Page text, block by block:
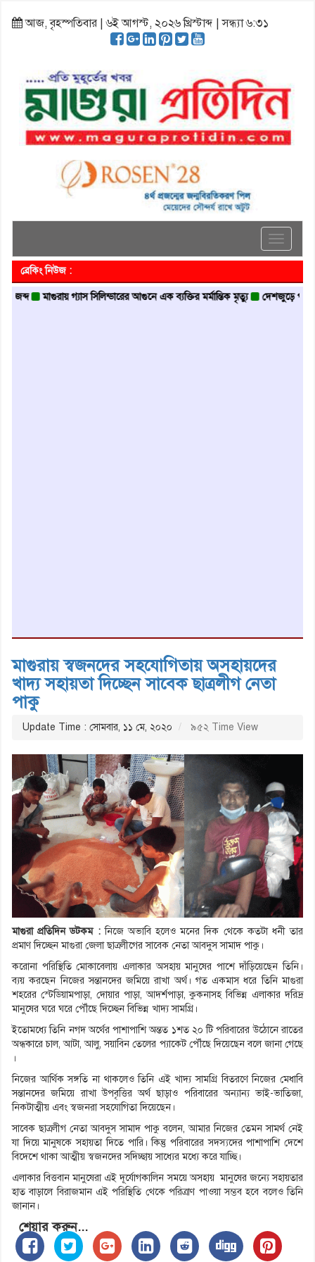
আজ, বৃহস্পতিবার | ৬ই আগস্ট, ২০২৬ খ্রিস্টাব্দ | সন্ধ্যা ৬:৩১
Toggle
ব্রেকিং নিউজ :
মাগুরায় গ্যাস সিলিন্ডারের আগুনে এক ব্যক্তির মর্মান্তিক মৃত্যু দেশজুড়ে পুলিশের রেড
মাগুরায় স্বজনদের সহযোগিতায় অসহায়দের
খাদ্য সহায়তা দিচ্ছেন সাবেক ছাত্রলীগ নেতা
পাকু
Update Time : সোমবার, ১১ মে, ২০২০ ৯৫২ Time View
মাগুরা প্রতিদিন ডটকম :নিজে অভাবি হলেও মনের দিক থেকে কতটা ধনী তার
প্রমাণ দিচ্ছেন মাগুরা জেলা ছাত্রলীগের সাবেক নেতা আবদুস সামাদ পাকু।
করোনা পরিস্থিতি মোকাবেলায় এলাকার অসহায় মানুষের পাশে দাঁড়িয়েছেন তিনি।
ব্যয় করছেন নিজের সন্তানদের জমিয়ে রাখা অর্থ। গত একমাস ধরে তিনি মাগুরা
শহরের স্টেডিয়ামপাড়া, দোয়ার পাড়া, আদর্শপাড়া, কুকনাসহ বিভিন্ন এলাকার দরিদ্র
মানুষের ঘরে ঘরে পৌঁছে দিচ্ছেন বিভিন্ন খাদ্য সামগ্রি।
ইতোমধ্যে তিনি নগদ অর্থের পাশাপাশি অন্তত ১শত ২০ টি পরিবারের উঠোনে রাতের
অন্ধকারে চাল, আটা, আলু, সয়াবিন তেলের প্যাকেট পৌঁছে দিয়েছেন বলে জানা গেছে
।
নিজের আর্থিক সঙ্গতি না থাকলেও তিনি এই খাদ্য সামগ্রি বিতরণে নিজের মেধাবি
সন্তানদের জমিয়ে রাখা উপবৃত্তির অর্থ ছাড়াও পরিবারের অন্যান্য ভাই-ভাতিজা,
নিকটাত্মীয় এবং স্বজনরা সহযোগিতা দিয়েছেন।
সাবেক ছাত্রলীগ নেতা আবদুস সামাদ পাকু বলেন, আমার নিজের তেমন সামর্থ নেই
যা দিয়ে মানুষকে সহায়তা দিতে পারি। কিন্তু পরিবারের সদস্যদের পাশাপাশি দেশে
বিদেশে থাকা আত্মীয় স্বজনদের সদিচ্ছায় সাধ্যের মধ্যে করে যাচ্ছি।
এলাকার বিত্তবান মানুষেরা এই দূর্যোগকালিন সময়ে অসহায় মানুষের জন্যে সহায়তার
হাত বাড়ালে বিরাজমান এই পরিস্থিতি থেকে পরিত্রাণ পাওয়া সম্ভব হবে বলেও তিনি
জানান।
শেয়ার করুন...